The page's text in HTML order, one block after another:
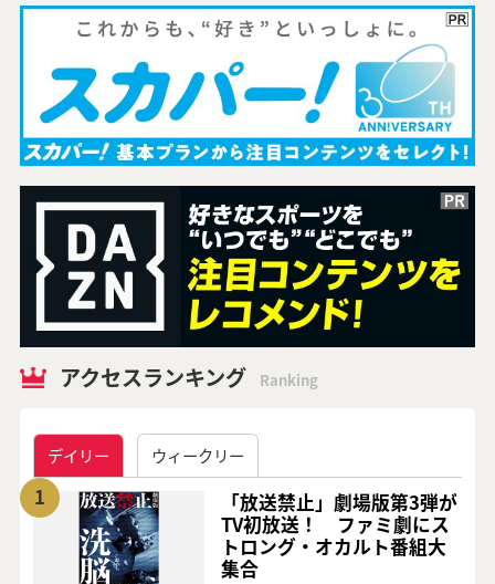
アクセスランキング Ranking
デイリー ウィークリー
1
「放送禁止」劇場版第3弾が
TV初放送！ ファミ劇にス
トロング・オカルト番組大
集合